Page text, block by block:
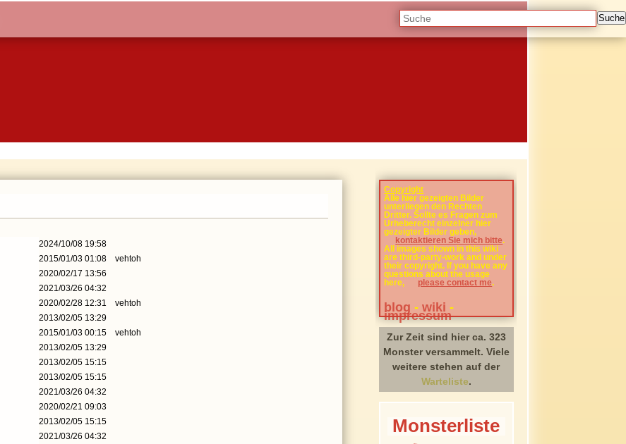
2024/10/08 19:58
2015/01/03 01:08 vehtoh
2020/02/17 13:56
2021/03/26 04:32
2020/02/28 12:31 vehtoh
2013/02/05 13:29
2015/01/03 00:15 vehtoh
2013/02/05 13:29
2013/02/05 15:15
2013/02/05 15:15
2021/03/26 04:32
2020/02/21 09:03
2013/02/05 15:15
2021/03/26 04:32
Suche
Copyright
Alle hier gezeigten Bilder
unterliegen den Rechten
Dritter. Sollte es Fragen zum
Urheberecht einzelner hier
gezeigter Bilder geben,
kontaktieren Sie mich bitte.
All images shown in this wiki
are third-party-work and under
their copyright. If you have any
questions about the usage
here,
please contact me.
blog -wiki -
impressum
Zur Zeit sind hier ca. 323
Monster versammelt. Viele
weitere stehen auf der
Warteliste.
Monsterliste